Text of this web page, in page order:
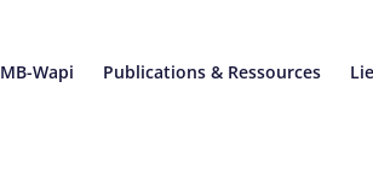
Wapi Publications & Ressources